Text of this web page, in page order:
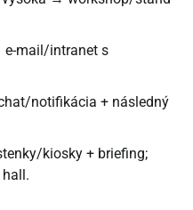
mail/intranet s
notifikácia + následný
kiosky + briefing;